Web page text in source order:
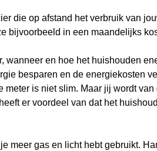
die op afstand het verbruik van
bijvoorbeeld in een maandelijks
wanneer en hoe het huishouden
besparen en de energiekosten
is niet slim. Maar jij wordt
er voordeel van dat het
meer gas en licht hebt gebruikt.